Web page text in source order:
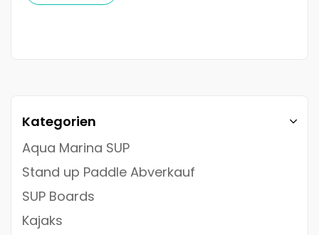
Kategorien
Aqua Marina SUP
Stand up Paddle Abverkauf
SUP Boards
Kajaks